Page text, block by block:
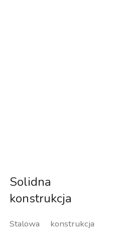
Solidna
konstrukcja
Stalowa konstrukcja